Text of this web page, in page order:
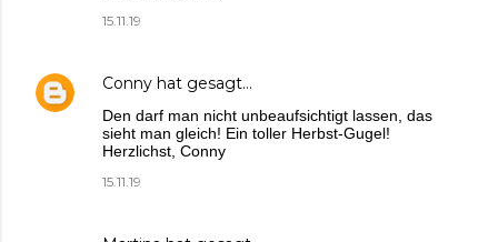
15.11.19
Conny hat gesagt…
Den darf man nicht unbeaufsichtigt lassen, das
sieht man gleich! Ein toller Herbst-Gugel!
Herzlichst, Conny
15.11.19